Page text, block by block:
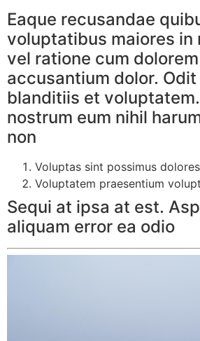
Eaque recusandae
voluptatibus maiores in
vel ratione cum
accusantium dolor. Odit
blanditiis et
nostrum eum nihil
non
Voluptas sint possimus
Voluptatem praesentium
Sequi at ipsa at est.
aliquam error ea odio